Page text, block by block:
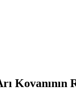
Kovanının